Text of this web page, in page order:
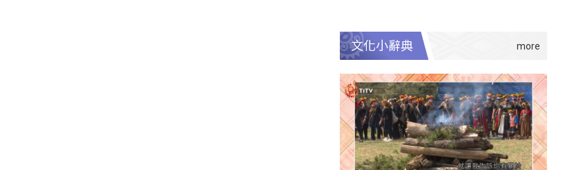
文化小辭典